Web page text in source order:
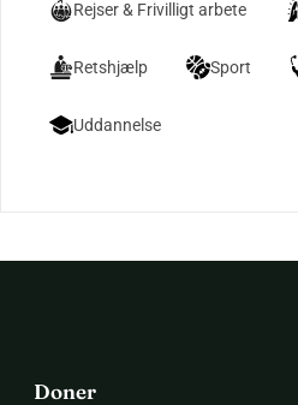
Rejser & Frivilligt arbete
Retshjælp Sport
Uddannelse
Doner